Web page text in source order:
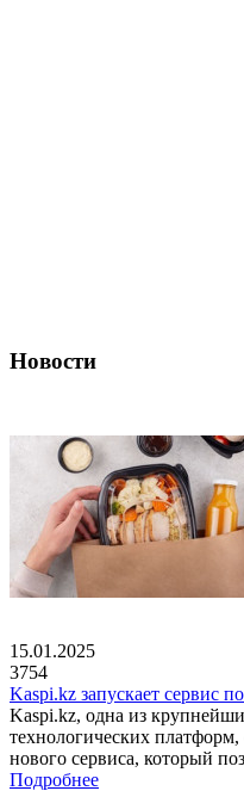
Новости
15.01.2025
3754
Kaspi.kz запускает сервис
Kaspi.kz, одна из
технологических платформ,
нового сервиса, который поз
Подробнее